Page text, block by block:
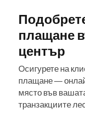
плащане
център
Осигурете на
плащане —
място във
транзакциите